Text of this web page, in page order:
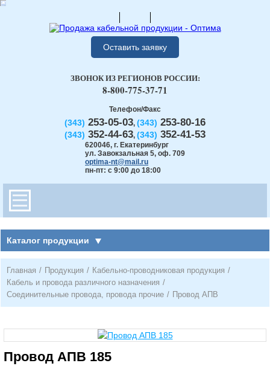
Оставить заявку
Телефон/Факс
(343) 253-05-03, (343) 253-80-16
(343) 352-44-63, (343) 352-41-53
620046, г. Екатеринбург
ул. Завокзальная 5, оф. 709
optima-nt@mail.ru
пн-пт: с 9:00 до 18:00
ЗВОНОК ИЗ РЕГИОНОВ РОССИИ:
8-800-775-37-71
Каталог продукции
Главная / Продукция / Кабельно-проводниковая продукция /
Кабель и провода различного назначения /
Соединительные провода, провода прочие / Провод АПВ
Провод АПВ 185